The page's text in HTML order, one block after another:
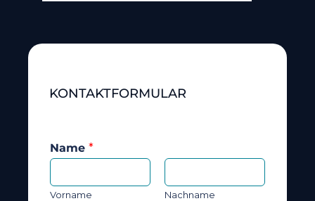
KONTAKTFORMULAR
Name *
Vorname Nachname